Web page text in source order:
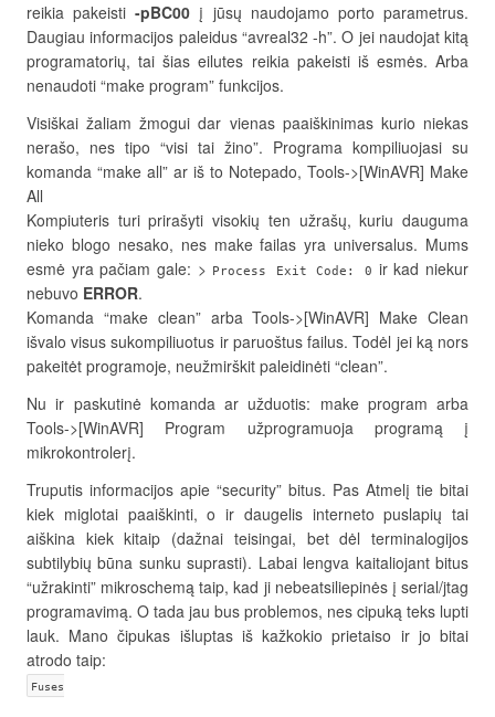
reikia pakeisti-pBC00 į jūsų naudojamo porto parametrus.
Daugiau informacijos paleidus “avreal32 -h”. O jei naudojat kitą
programatorių, tai šias eilutes reikia pakeisti iš esmės. Arba
nenaudoti “make program” funkcijos.
Visiškai žaliam žmogui dar vienas paaiškinimas kurio niekas
nerašo, nes tipo “visi tai žino”. Programa kompiliuojasi su
komanda “make all” ar iš to Notepado, Tools->[WinAVR] Make
All
Kompiuteris turi prirašyti visokių ten užrašų, kuriu dauguma
nieko blogo nesako, nes make failas yra universalus. Mums
esmė yra pačiam gale: > Process Exit Code: 0 ir kad niekur
nebuvo ERROR.
Komanda “make clean” arba Tools->[WinAVR] Make Clean
išvalo visus sukompiliuotus ir paruoštus failus. Todėl jei ką nors
pakeitėt programoje, neužmirškit paleidinėti “clean”.
Nu ir paskutinė komanda ar užduotis: make program arba
Tools->[WinAVR] Program užprogramuoja programą į
mikrokontrolerį.
Truputis informacijos apie “security” bitus. Pas Atmelį tie bitai
kiek miglotai paaiškinti, o ir daugelis interneto puslapių tai
aiškina kiek kitaip (dažnai teisingai, bet dėl terminalogijos
subtilybių būna sunku suprasti). Labai lengva kaitaliojant bitus
“užrakinti” mikroschemą taip, kad ji nebeatsiliepinės į serial/jtag
programavimą. O tada jau bus problemos, nes cipuką teks lupti
lauk. Mano čipukas išluptas iš kažkokio prietaiso ir jo bitai
atrodo taip:
Fuses